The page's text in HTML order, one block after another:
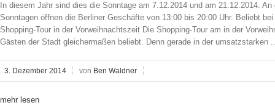
In diesem Jahr sind dies die Sonntage am 7.12.2014 und am 21.12.2014.
Sonntagen öffnen die Berliner Geschäfte von 13:00 bis 20:00 Uhr. Beliebt
Shopping-Tour in der Vorweihnachtszeit Die Shopping-Tour am in der
Gästen der Stadt gleichermaßen beliebt. Denn gerade in der umsatzstarken
3. Dezember 2014 von Ben Waldner
mehr lesen